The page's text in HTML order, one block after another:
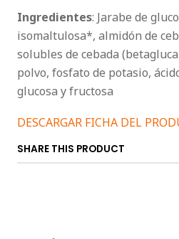
Ingredientes: Jarabe de
isomaltulosa*, almidón de
solubles de cebada
polvo, fosfato de potasio,
glucosa y fructosa
DESCARGAR FICHA DEL
SHARE THIS PRODUCT